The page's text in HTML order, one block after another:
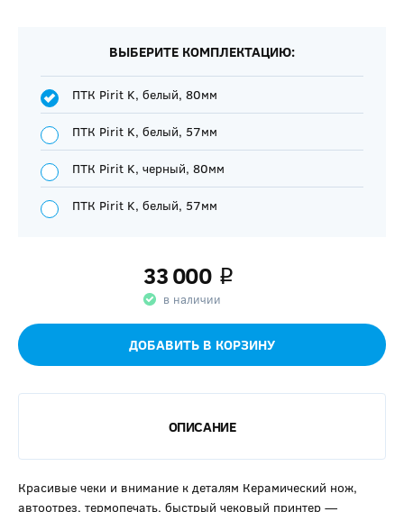
ВЫБЕРИТЕ КОМПЛЕКТАЦИЮ:
ПТК Pirit K, белый, 80мм
ПТК Pirit K, белый, 57мм
ПТК Pirit K, черный, 80мм
ПТК Pirit K, белый, 57мм
33 000 q
в наличии
ДОБАВИТЬ В КОРЗИНУ
ОПИСАНИЕ
Красивые чеки и внимание к деталям Керамический нож,
автоотрез, термопечать, быстрый чековый принтер —